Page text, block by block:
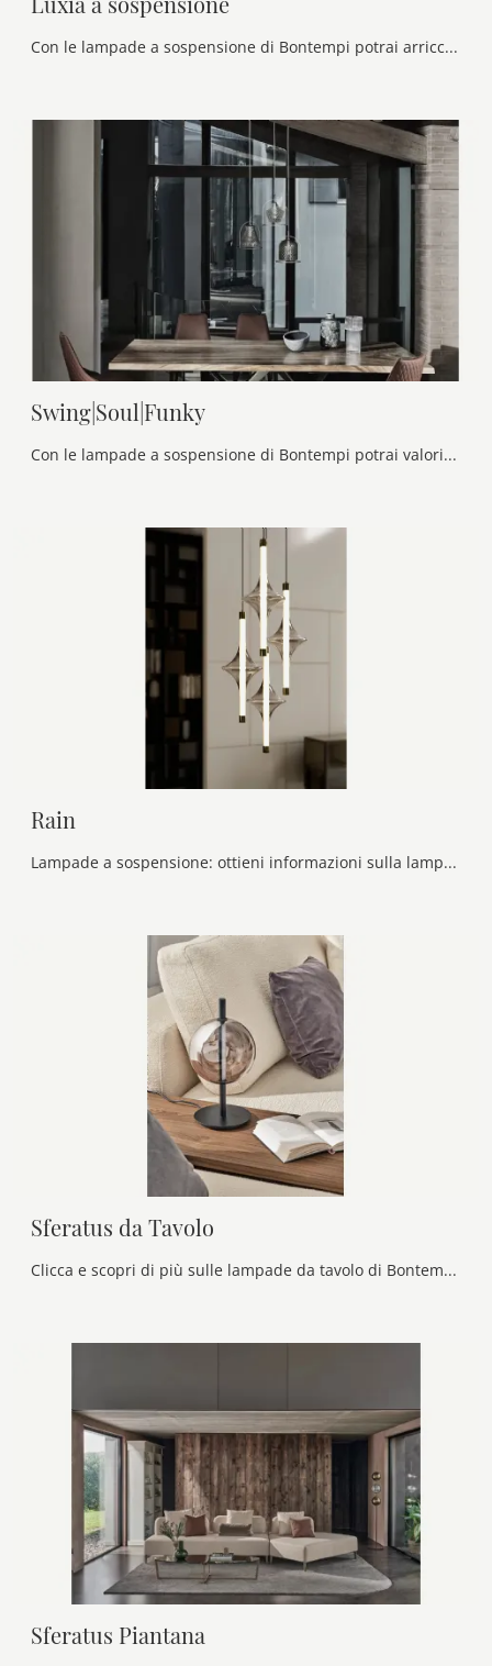
Con le lampade a sospensione di Bontempi potrai arricchire i tuoi spazi: clicca e scopri Luxia a sospensione!
Swing|Soul|Funky
Con le lampade a sospensione di Bontempi potrai valorizzare i tuoi spazi: clicca e scopri Swing|Soul|Funky!
Rain
Lampade a sospensione: ottieni informazioni sulla lampada Rain in vetro che ti consigliamo.
Sferatus da Tavolo
Clicca e scopri di più sulle lampade da tavolo di Bontempi: il modello Sferatus da Tavolo in vetro ti attende!
Sferatus Piantana